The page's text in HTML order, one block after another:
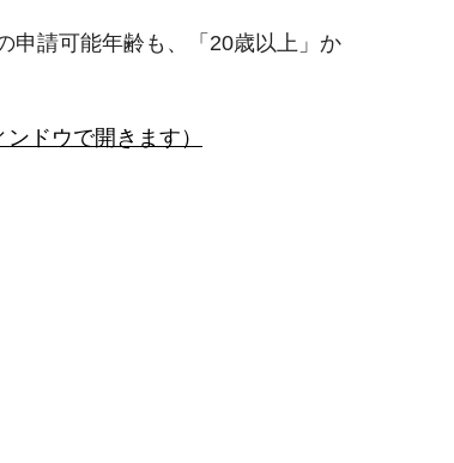
申請可能年齢も、「20歳以上」か
ドウで開きます）